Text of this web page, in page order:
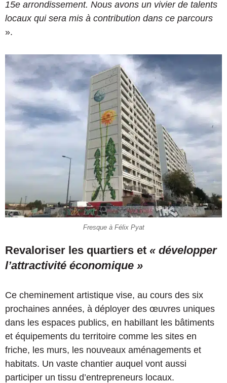
15e arrondissement. Nous avons un vivier de talents
locaux qui sera mis à contribution dans ce parcours
».
Fresque à Félix Pyat
Revaloriser les quartiers et « développer
l’attractivité économique »
Ce cheminement artistique vise, au cours des six
prochaines années, à déployer des œuvres uniques
dans les espaces publics, en habillant les bâtiments
et équipements du territoire comme les sites en
friche, les murs, les nouveaux aménagements et
habitats. Un vaste chantier auquel vont aussi
participer un tissu d’entrepreneurs locaux.